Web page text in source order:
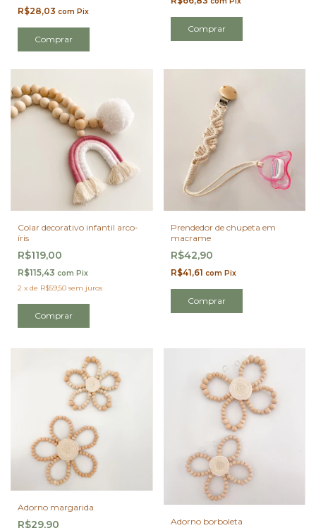
R$28,03 com Pix
Comprar
Comprar
Colar decorativo infantil arco-
íris
R$119,00
R$115,43 com Pix
2 x de R$59,50 sem juros
Prendedor de chupeta em
macrame
R$42,90
R$41,61 com Pix
Comprar
Adorno margarida
R$29,90 Adorno borboleta